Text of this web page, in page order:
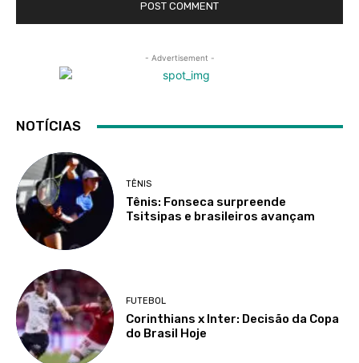
- Advertisement -
NOTÍCIAS
TÊNIS
Tênis: Fonseca surpreende
Tsitsipas e brasileiros avançam
FUTEBOL
Corinthians x Inter: Decisão da Copa
do Brasil Hoje